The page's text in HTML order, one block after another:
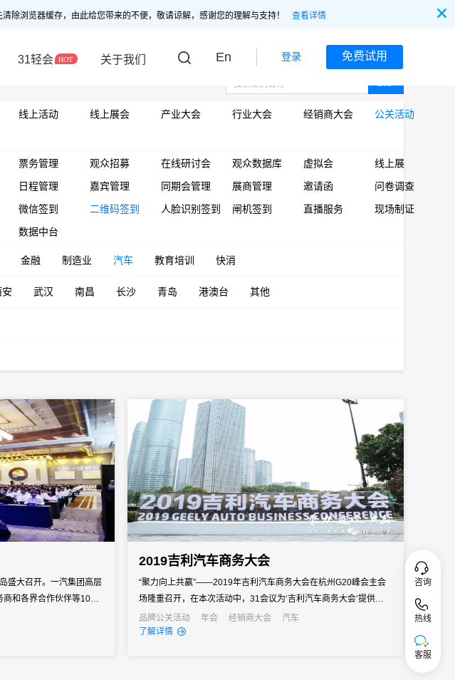
除浏览器缓存，由此给您带来的不便，敬请谅解，感谢您的理解与支持！ 查看详情
31轻会 关于我们 En 登录 免费试用
线上活动 线上展会 产业大会 行业大会 经销商大会
公关活动
票务管理 观众招募 在线研讨会 观众数据库 虚拟会
线上展
日程管理 嘉宾管理 同期会管理 展商管理 邀请函
问卷调查
微信签到 二维码签到 人脸识别签到 闸机签到 直播服务
现场制证
数据中台
金融 制造业 汽车 教育培训 快消
武汉 南昌 长沙 青岛 港澳台 其他
盛大召开。一汽集团高层
和各界合作伙伴等1000
会务支持全程见证。
2019吉利汽车商务大会
“聚力向上共赢”——2019年吉利汽车商务大会在杭州G20峰会主会
场隆重召开，在本次活动中，31会议为‘吉利汽车商务大会’提供了定
制的智慧会议解决方案。
品牌公关活动 年会 经销商大会
汽车
了解详情
咨询
热线
客服